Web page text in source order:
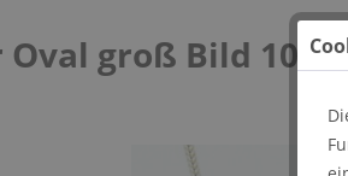
groß Bild 108